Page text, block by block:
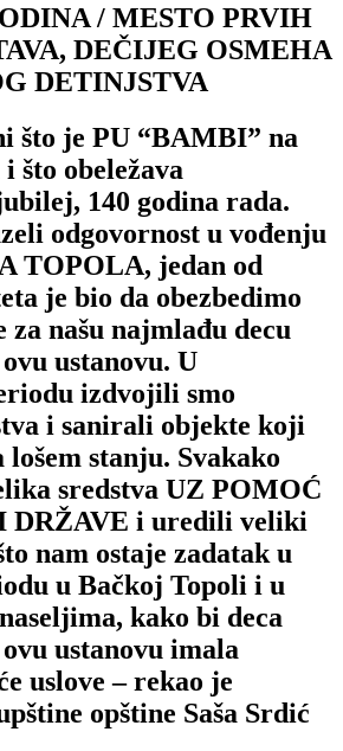
/ MESTO PRVIH
DEČIJEG OSMEHA
DETINJSTVA
što je PU “BAMBI” na
što obeležava
140 godina rada.
odgovornost u vođenju
TOPOLA, jedan od
je bio da obezbedimo
za našu najmlađu decu
ustanovu. U
izdvojili smo
i sanirali objekte koji
lošem stanju. Svakako
sredstva UZ POMOĆ
DRŽAVE i uredili veliki
nam ostaje zadatak u
u Bačkoj Topoli i u
kako bi deca
ustanovu imala
uslove – rekao je
opštine Saša Srdić